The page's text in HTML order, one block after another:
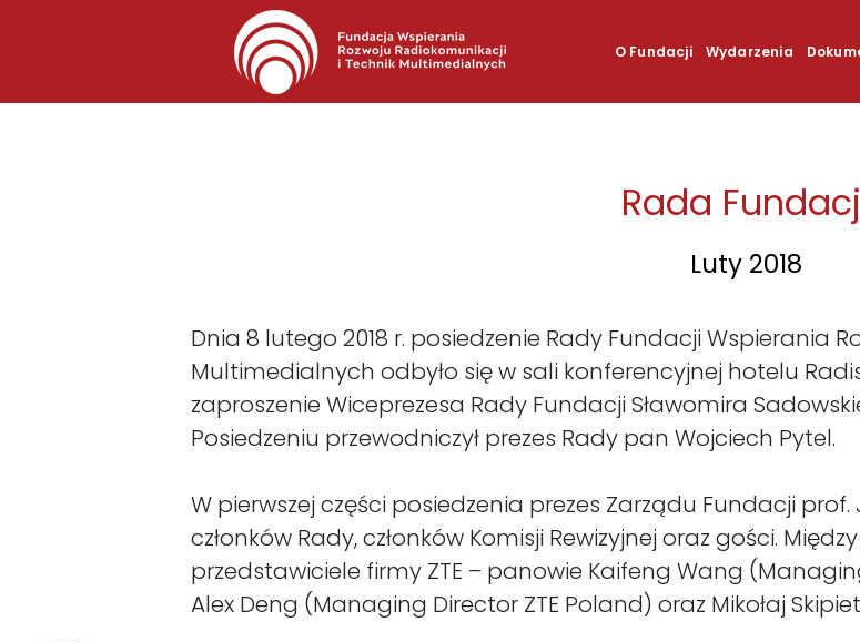
O Fundacji Wydarzenia
Rada
Luty 2018
Dnia 8 lutego 2018 r. posiedzenie Rady Fundacji Wspierania
Multimedialnych odbyło się w sali konferencyjnej hotelu
zaproszenie Wiceprezesa Rady Fundacji Sławomira
Posiedzeniu przewodniczył prezes Rady pan Wojciech Pytel.
W pierwszej części posiedzenia prezes Zarządu Fundacji
członków Rady, członków Komisji Rewizyjnej oraz gości.
przedstawiciele firmy ZTE – panowie Kaifeng Wang
Alex Deng (Managing Director ZTE Poland) oraz Mikołaj